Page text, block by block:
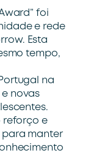
foi
e rede
Esta
tempo,
na
novas
reforço e
para manter